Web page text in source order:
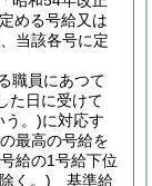
める号給又は
当該各号に定
職員にあつて
た日に受けて
う。)に対応す
最高の号給を
給の1号給下位
く。) 基準給